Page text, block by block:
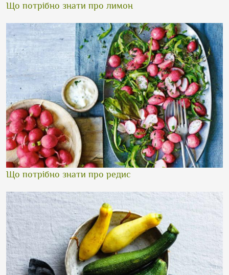
Що потрібно знати про лимон
Що потрібно знати про редис